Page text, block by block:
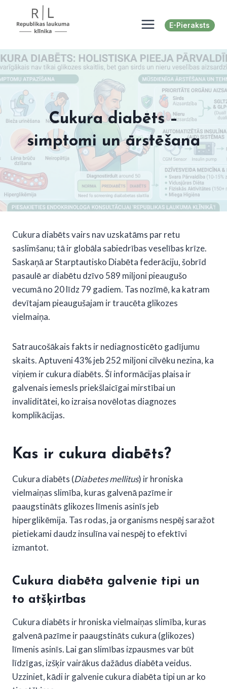
content
E-Pieraksts
Cukura diabēts –
simptomi un ārstēšana
Cukura diabēts vairs nav uzskatāms par retu
saslimšanu; tā ir globāla sabiedrības veselības krīze.
Saskaņā ar Starptautisko Diabēta federāciju, šobrīd
pasaulē ar diabētu dzīvo 589 miljoni pieaugušo
vecumā no 20 līdz 79 gadiem. Tas nozīmē, ka katram
devītajam pieaugušajam ir traucēta glikozes
vielmaiņa.
Satraucošākais fakts ir nediagnosticēto gadījumu
skaits. Aptuveni 43% jeb 252 miljoni cilvēku nezina, ka
viņiem ir cukura diabēts. Šī informācijas plaisa ir
galvenais iemesls priekšlaicīgai mirstībai un
invaliditātei, ko izraisa novēlotas diagnozes
komplikācijas.
Kas ir cukura diabēts?
Cukura diabēts (Diabetes mellitus) ir hroniska
vielmaiņas slimība, kuras galvenā pazīme ir
paaugstināts glikozes līmenis asinīs jeb
hiperglikēmija. Tas rodas, ja organisms nespēj saražot
pietiekami daudz insulīna vai nespēj to efektīvi
izmantot.
Cukura diabēta galvenie tipi un
to atšķirības
Cukura diabēts ir hroniska vielmaiņas slimība, kuras
galvenā pazīme ir paaugstināts cukura (glikozes)
līmenis asinīs. Lai gan slimības izpausmes var būt
līdzīgas, izšķir vairākus dažādus diabēta veidus.
Uzziniet, kādi ir galvenie cukura diabēta tipi un ar ko